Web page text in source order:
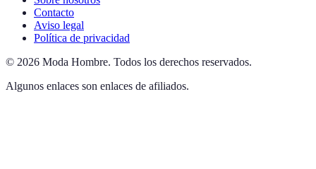
Contacto
Aviso legal
Política de privacidad
© 2026 Moda Hombre. Todos los derechos reservados.
Algunos enlaces son enlaces de afiliados.